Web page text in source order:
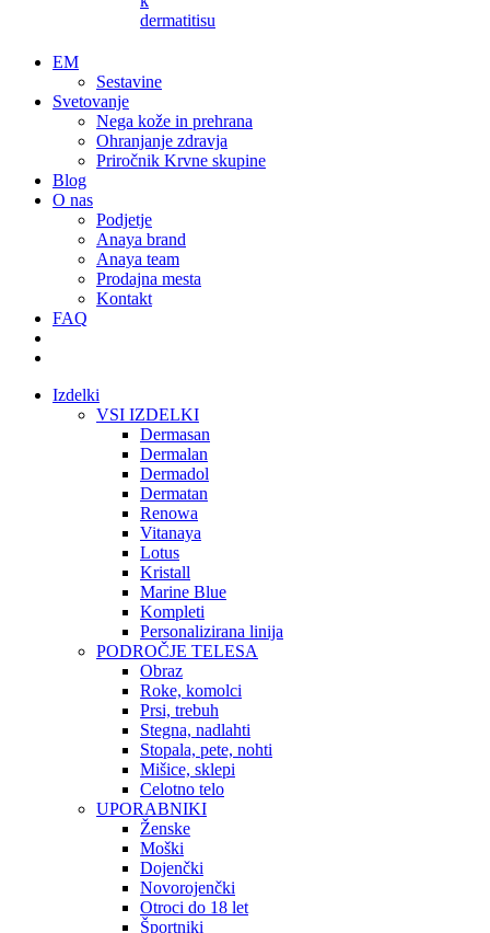
dermatitisu
EM
Sestavine
Svetovanje
Nega kože in prehrana
Ohranjanje zdravja
Priročnik Krvne skupine
Blog
O nas
Podjetje
Anaya brand
Anaya team
Prodajna mesta
Kontakt
FAQ
Izdelki
VSI IZDELKI
Dermasan
Dermalan
Dermadol
Dermatan
Renowa
Vitanaya
Lotus
Kristall
Marine Blue
Kompleti
Personalizirana linija
PODROČJE TELESA
Obraz
Roke, komolci
Prsi, trebuh
Stegna, nadlahti
Stopala, pete, nohti
Mišice, sklepi
Celotno telo
UPORABNIKI
Ženske
Moški
Dojenčki
Novorojenčki
Otroci do 18 let
Športniki